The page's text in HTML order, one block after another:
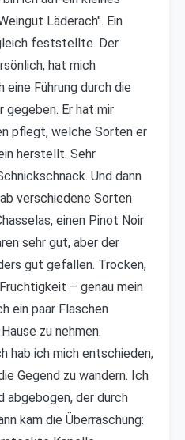
Läderach". Ein
feststellte. Der
hat mich
eine Führung durch die
gegeben. Er hat mir
pflegt, welche Sorten er
herstellt. Sehr
Und dann
verschiedene Sorten
einen Pinot Noir
sehr gut, aber der
gut gefallen. Trocken,
– genau mein
ein paar Flaschen
zu nehmen.
hab ich mich entschieden,
Gegend zu wandern. Ich
abgebogen, der durch
kam die Überraschung: